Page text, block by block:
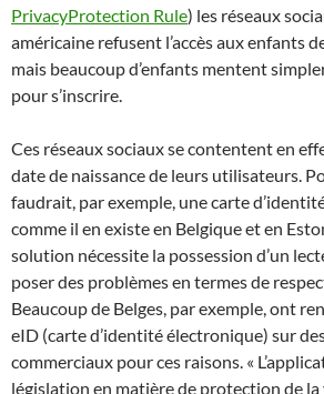
PrivacyProtection Rule) les réseaux
américaine refusent l’accès aux enfants
mais beaucoup d’enfants mentent
pour s’inscrire.
Ces réseaux sociaux se contentent en
date de naissance de leurs utilisateurs.
faudrait, par exemple, une carte
comme il en existe en Belgique et en
solution nécessite la possession d’un
poser des problèmes en termes de
Beaucoup de Belges, par exemple, ont
eID (carte d’identité électronique) sur
commerciaux pour ces raisons. «
législation en matière de protection de